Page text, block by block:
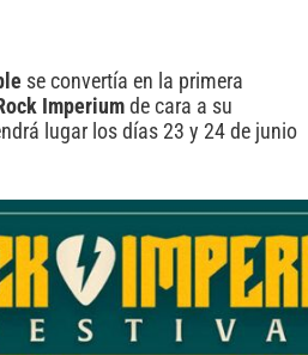
se convertía en la primera
Imperium de cara a su
lugar los días 23 y 24 de junio